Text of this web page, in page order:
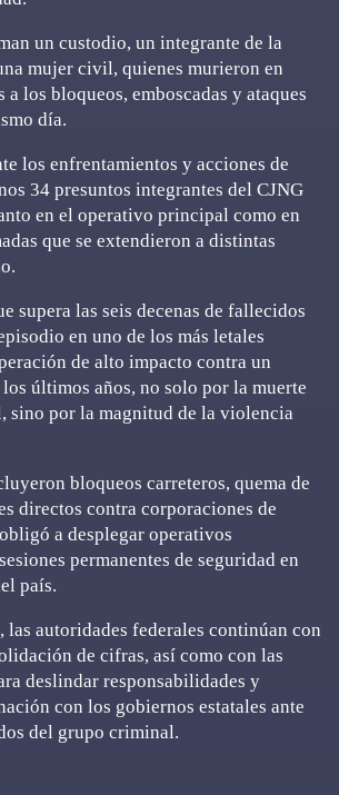
un custodio, un integrante de la
mujer civil, quienes murieron en
los bloqueos, emboscadas y ataques
día.
los enfrentamientos y acciones de
34 presuntos integrantes del CJNG
en el operativo principal como en
que se extendieron a distintas
supera las seis decenas de fallecidos
en uno de los más letales
de alto impacto contra un
últimos años, no solo por la muerte
sino por la magnitud de la violencia
bloqueos carreteros, quema de
directos contra corporaciones de
a desplegar operativos
permanentes de seguridad en
país.
las autoridades federales continúan con
de cifras, así como con las
deslindar responsabilidades y
con los gobiernos estatales ante
del grupo criminal.